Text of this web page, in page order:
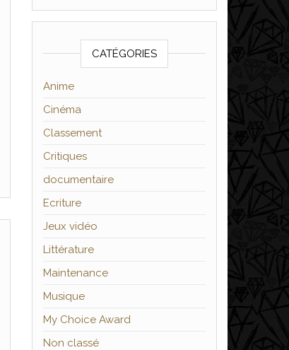
CATÉGORIES
Anime
Cinéma
Classement
Critiques
documentaire
Ecriture
Jeux vidéo
Littérature
Maintenance
Musique
My Choice Award
Non classé